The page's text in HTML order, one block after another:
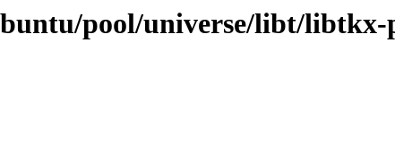
pool/universe/libt/libtkx-